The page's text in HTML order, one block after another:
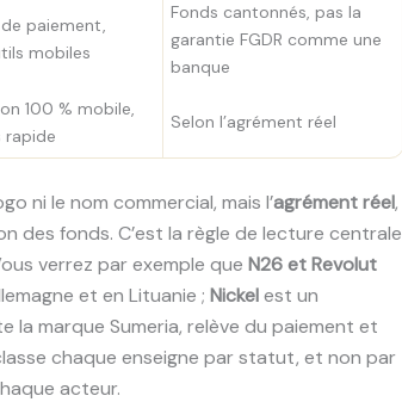
paiement,
mobiles
Fonds cantonnés, pas la
garantie FGDR comme une
banque
100 % mobile,
rapide
Selon l’agrément réel
ni le nom commercial, mais l’agrément réel,
des fonds. C’est la règle de lecture centrale
verrez par exemple que N26 et Revolut
et en Lituanie ; Nickelest un
la marque Sumeria, relève du paiement et
chaque enseigne par statut, et non par
acteur.